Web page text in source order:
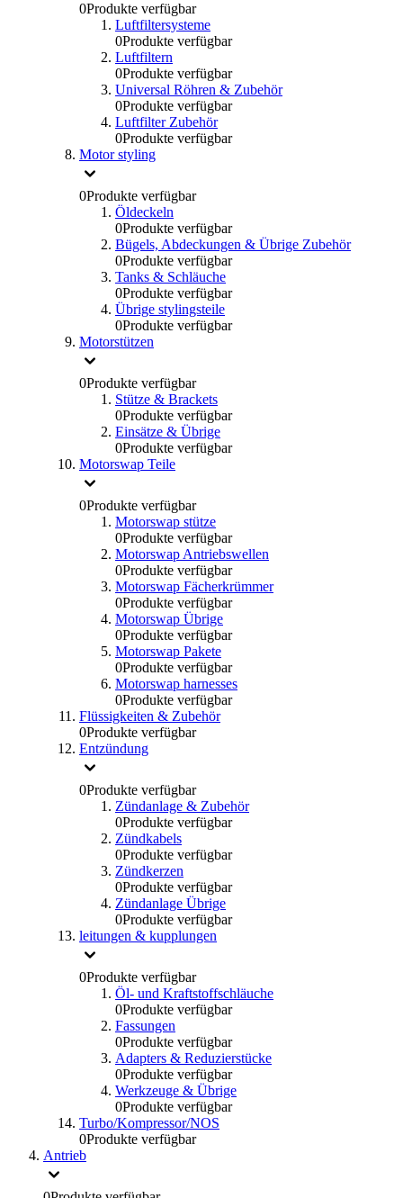
0Produkte verfügbar
Luftfiltersysteme
0Produkte verfügbar
Luftfiltern
0Produkte verfügbar
Universal Röhren & Zubehör
0Produkte verfügbar
Luftfilter Zubehör
0Produkte verfügbar
Motor styling
0Produkte verfügbar
Öldeckeln
0Produkte verfügbar
Bügels, Abdeckungen & Übrige Zubehör
0Produkte verfügbar
Tanks & Schläuche
0Produkte verfügbar
Übrige stylingsteile
0Produkte verfügbar
Motorstützen
0Produkte verfügbar
Stütze & Brackets
0Produkte verfügbar
Einsätze & Übrige
0Produkte verfügbar
Motorswap Teile
0Produkte verfügbar
Motorswap stütze
0Produkte verfügbar
Motorswap Antriebswellen
0Produkte verfügbar
Motorswap Fächerkrümmer
0Produkte verfügbar
Motorswap Übrige
0Produkte verfügbar
Motorswap Pakete
0Produkte verfügbar
Motorswap harnesses
0Produkte verfügbar
Flüssigkeiten & Zubehör
0Produkte verfügbar
Entzündung
0Produkte verfügbar
Zündanlage & Zubehör
0Produkte verfügbar
Zündkabels
0Produkte verfügbar
Zündkerzen
0Produkte verfügbar
Zündanlage Übrige
0Produkte verfügbar
leitungen & kupplungen
0Produkte verfügbar
Öl- und Kraftstoffschläuche
0Produkte verfügbar
Fassungen
0Produkte verfügbar
Adapters & Reduzierstücke
0Produkte verfügbar
Werkzeuge & Übrige
0Produkte verfügbar
Turbo/Kompressor/NOS
0Produkte verfügbar
Antrieb